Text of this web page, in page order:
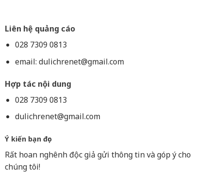
Liên hệ quảng cáo
028 7309 0813
email: dulichrenet@gmail.com
Hợp tác nội dung
028 7309 0813
dulichrenet@gmail.com
Ý kiến bạn đọc
Rất hoan nghênh độc giả gửi thông tin và góp ý cho
chúng tôi!